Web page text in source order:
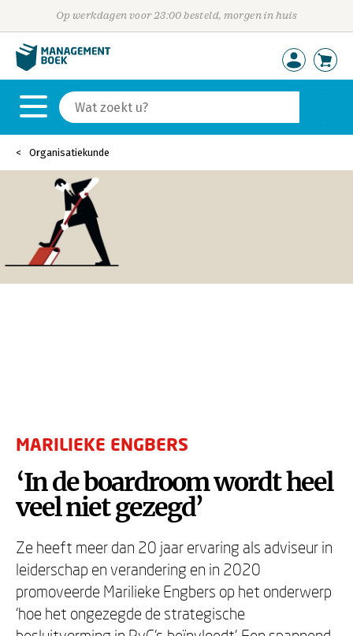
Op werkdagen voor 23:00 besteld, morgen in huis
Organisatiekunde
MARILIEKE ENGBERS
‘In de boardroom wordt heel
veel niet gezegd’
Ze heeft meer dan 20 jaar ervaring als adviseur in
leiderschap en verandering en in 2020
promoveerde Marilieke Engbers op het onderwerp
‘hoe het ongezegde de strategische